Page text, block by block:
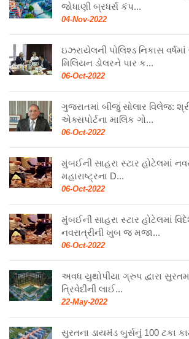
જોધાણી બ્રધર્સ કંપ...
04-Nov-2022
ઇઝરાયેલની પોલિશ્ડ નિકાસ
મિલિયન ડોલરને પાર ક...
06-Oct-2022
ગુજરાતમાં બીજું સોલાર વિલેજ:
એક્સપોર્ટના માલિક ગો...
06-Oct-2022
મુંબઈની સાહરા સ્ટાર હોટેલમાં
મહારાષ્ટ્રના D...
06-Oct-2022
મુંબઈની સાહરા સ્ટાર હોટેલમાં
નવરાત્રીની ખુબ જ મજા...
06-Oct-2022
અવધ યુથોપીયા ગ્રુપ દ્વારા
ત્રિવેદીની લાઈ...
22-May-2022
સુરતના ડાયમંડ બુર્સનું 100 ટકા